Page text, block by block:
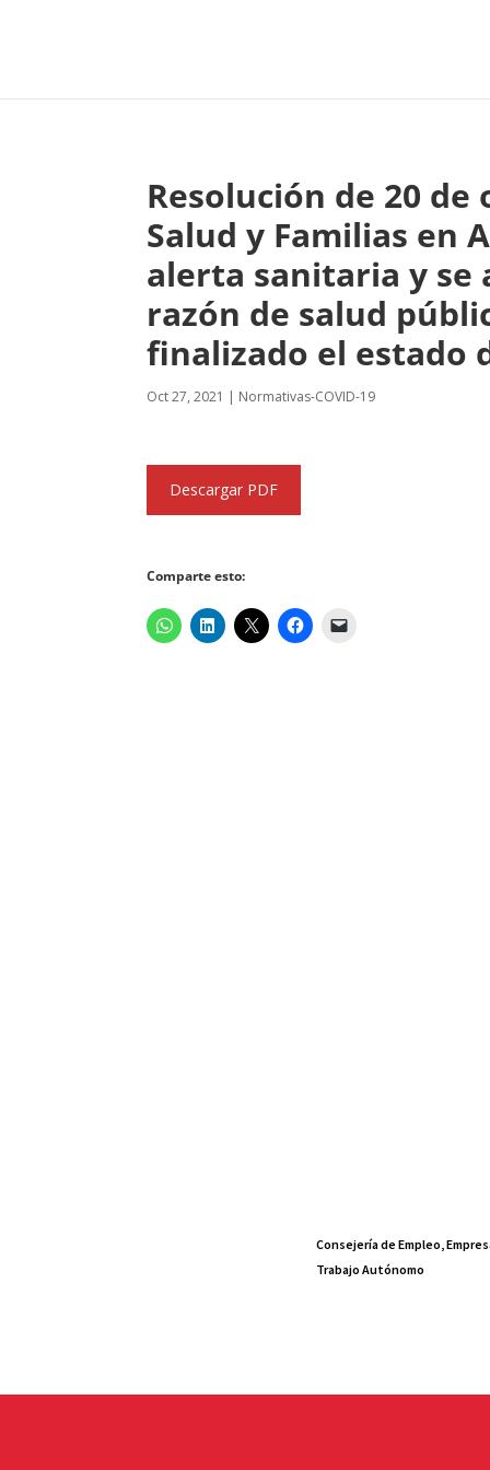
Resolución de 20
Salud y Familias en
alerta sanitaria y se
razón de salud
finalizado el estado
Oct 27, 2021 | Normativas-COVID-19
Descargar PDF
Comparte esto:
Consejería de Empleo,
Trabajo Autónomo